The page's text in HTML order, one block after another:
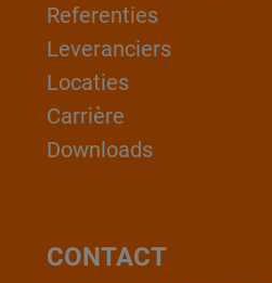
Referenties
Leveranciers
Locaties
Carrière
Downloads
CONTACT